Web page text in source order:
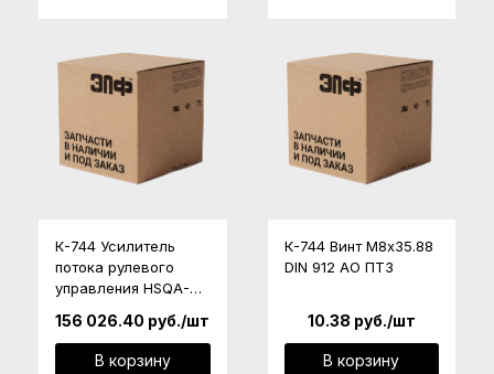
К-744 Усилитель
потока рулевого
управления HSQA-
156 026.40 руб./шт
В корзину
К-744 Винт М8х35.88
DIN 912 АО ПТЗ
10.38 руб./шт
В корзину